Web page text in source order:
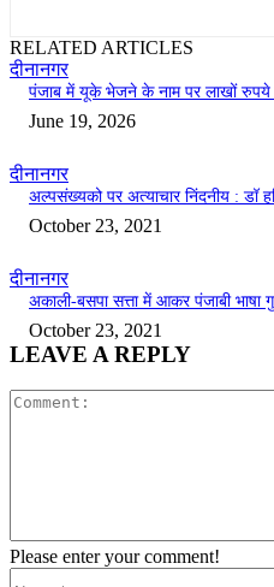
RELATED ARTICLES
दीनानगर
पंजाब में यूके भेजने के नाम पर लाखों रुपये
June 19, 2026
दीनानगर
अल्पसंख्यको पर अत्याचार निंदनीय : डॉ
October 23, 2021
दीनानगर
अकाली-बसपा सत्ता में आकर पंजाबी भाषा
October 23, 2021
LEAVE A REPLY
Please enter your comment!